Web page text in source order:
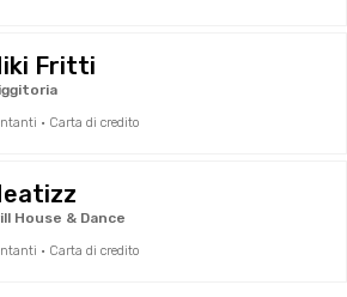
Fritti
· Carta di credito
House & Dance
· Carta di credito